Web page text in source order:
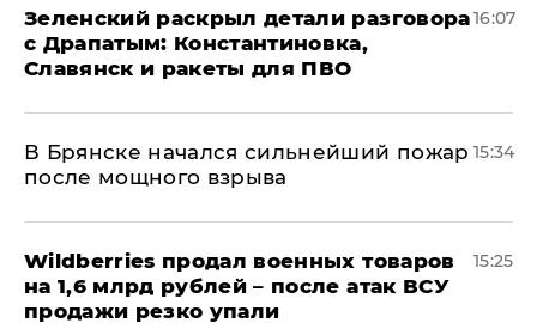
​Зеленский раскрыл детали разговора
с Драпатым: Константиновка,
Славянск и ракеты для ПВО
16:07
В Брянске начался сильнейший пожар
после мощного взрыва
15:34
​Wildberries продал военных товаров
на 1,6 млрд рублей – после атак ВСУ
продажи резко упали
15:25